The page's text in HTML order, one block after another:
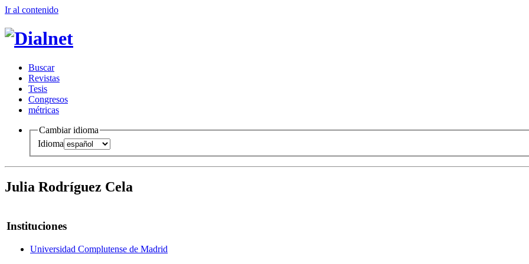
Ir al contenido
Buscar
Revistas
Tesis
Congresos
métricas
Cambiar idioma
Idioma
Julia Rodríguez Cela
Instituciones
Universidad Complutense de Madrid